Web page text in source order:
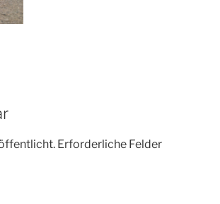
Erforderliche Felder